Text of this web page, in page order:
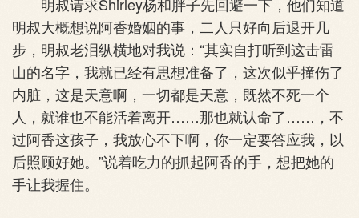
明叔大概想说阿香婚姻的事，二人只好向后退开几
步，明叔老泪纵横地对我说：“其实自打听到这击雷
山的名字，我就已经有思想准备了，这次似乎撞伤了
内脏，这是天意啊，一切都是天意，既然不死一个
人，就谁也不能活着离开……那也就认命了……，不
过阿香这孩子，我放心不下啊，你一定要答应我，以
后照顾好她。”说着吃力的抓起阿香的手，想把她的
手让我握住。